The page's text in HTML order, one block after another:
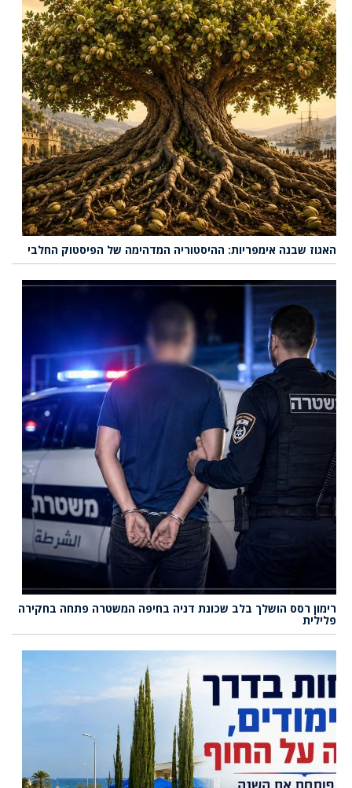
האגוז שבנה אימפריות: ההיסטוריה המדהימה של הפיסטוק החלבי
רימון רסס הושלך בלב שכונת דניה בחיפה המשטרה פתחה בחקירה
פלילית